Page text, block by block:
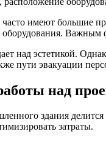
имеют большие
Важным
над эстетикой.
пути эвакуации
над
здания делится
затраты.